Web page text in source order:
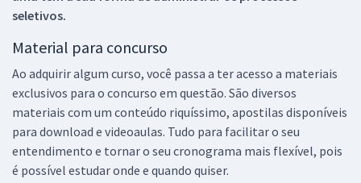
seletivos.
Material para concurso
Ao adquirir algum curso, você passa a ter acesso a materiais
exclusivos para o concurso em questão. São diversos
materiais com um conteúdo riquíssimo, apostilas disponíveis
para download e videoaulas. Tudo para facilitar o seu
entendimento e tornar o seu cronograma mais flexível, pois
é possível estudar onde e quando quiser.